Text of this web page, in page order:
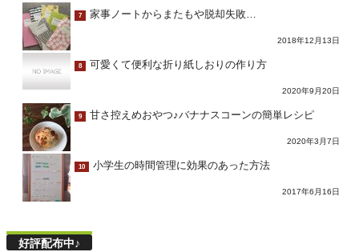
7 家事ノートからまたもや脱却失敗…
2018年12月13日
8 可愛くて便利な折り紙しおりの作り方
2020年9月20日
9 甘さ控えめおやつ♪バナナスコーンの簡単レシピ
2020年3月7日
10 小学生の時間管理に効果のあった方法
2017年6月16日
好評配布中♪